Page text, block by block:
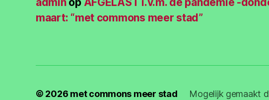
maart: “met commons meer stad”
© 2026 met commons meer stad Mogelijk gemaakt